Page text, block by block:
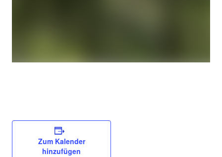
Zum Kalender
hinzufügen